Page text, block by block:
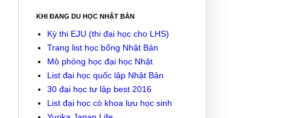
KHI ĐANG DU HỌC NHẬT BẢN
Kỳ thi EJU (thi đại học cho LHS)
Trang list học bổng Nhật Bản
Mô phỏng học đại học Nhật
List đại học quốc lập Nhật Bản
30 đại học tư lập best 2016
List đại học có khoa lưu học sinh